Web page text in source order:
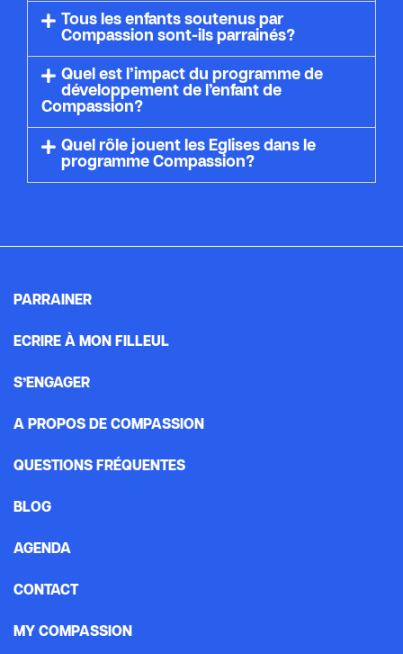
Tous les enfants soutenus par
Compassion sont-ils parrainés?
Quel est l’impact du programme de
développement de l’enfant de
Compassion?
Quel rôle jouent les Eglises dans le
programme Compassion?
PARRAINER
ECRIRE À MON FILLEUL
S’ENGAGER
A PROPOS DE COMPASSION
QUESTIONS FRÉQUENTES
BLOG
AGENDA
CONTACT
MY COMPASSION